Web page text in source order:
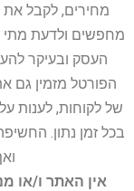
מחירים, לקבל
מחפשים ולדעת מתי
העסק ובעיקר
הפורטל מזמין גם
של לקוחות, לענות
בכל זמן נתון.
אין האתר ו/או